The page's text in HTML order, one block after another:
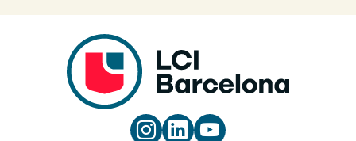
  